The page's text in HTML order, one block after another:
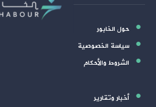
حول الخابور
سياسة الخصوصية
الشروط والأحكام
أخبار وتقارير